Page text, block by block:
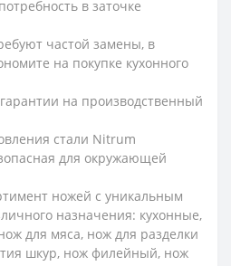
в заточке
частой замены, в
на покупке кухонного
на производственный
стали Nitrum
для окружающей
ножей с уникальным
назначения: кухонные,
для мяса, нож для разделки
шкур, нож филейный, нож